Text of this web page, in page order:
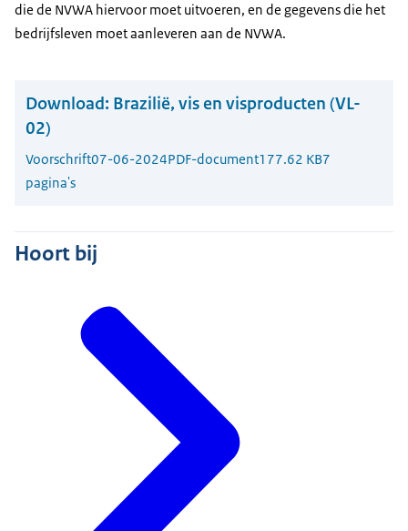
die de NVWA hiervoor moet uitvoeren, en de gegevens die het
bedrijfsleven moet aanleveren aan de NVWA.
Download: Brazilië, vis en visproducten (VL-
02)
Voorschrift07-06-2024PDF-document177.62 KB7
pagina's
Hoort bij